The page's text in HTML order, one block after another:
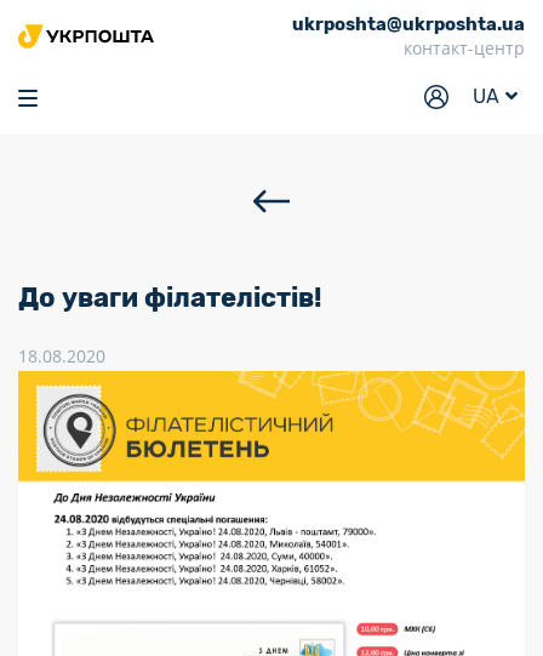
ukrposhta@ukrposhta.ua
контакт-центр
UA
Головна
Маркет
Філателія
Кар’єра
Для бізнесу
До уваги філателістів!
18.08.2020